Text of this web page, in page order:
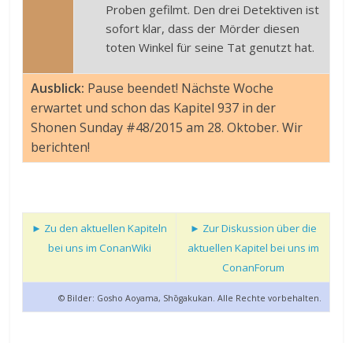
Proben gefilmt. Den drei Detektiven ist
sofort klar, dass der Mörder diesen
toten Winkel für seine Tat genutzt hat.
Ausblick: Pause beendet! Nächste Woche
erwartet und schon das Kapitel 937 in der
Shonen Sunday #48/2015 am 28. Oktober. Wir
berichten!
► Zu den aktuellen Kapiteln
bei uns im ConanWiki
► Zur Diskussion über die
aktuellen Kapitel bei uns im
ConanForum
© Bilder: Gosho Aoyama, Shōgakukan. Alle Rechte vorbehalten.